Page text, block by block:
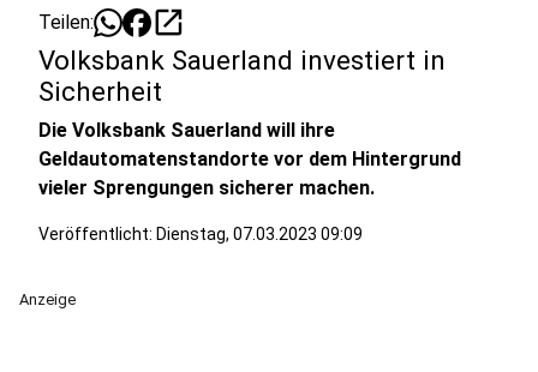
Teilen: open_in_new
Volksbank Sauerland investiert in
Sicherheit
Die Volksbank Sauerland will ihre
Geldautomatenstandorte vor dem Hintergrund
vieler Sprengungen sicherer machen.
Veröffentlicht: Dienstag, 07.03.2023 09:09
Anzeige